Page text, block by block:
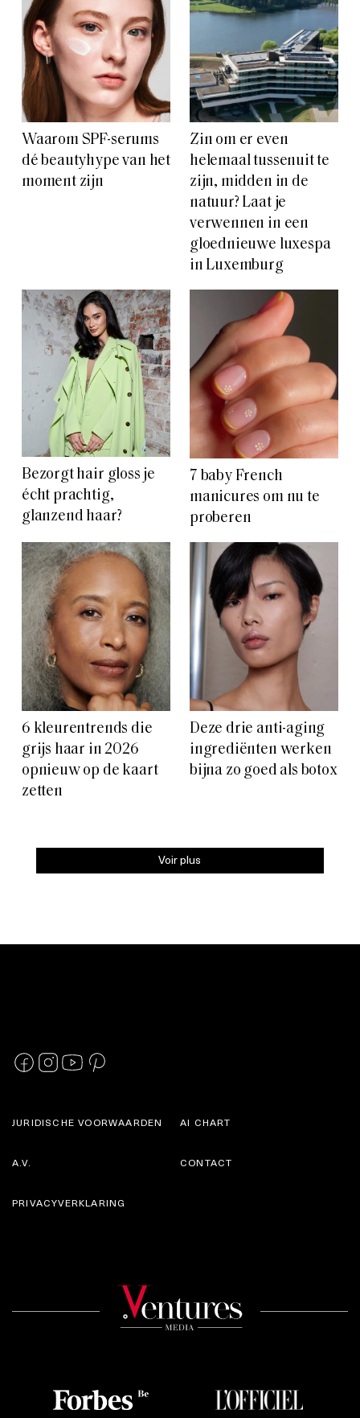
Waarom SPF-serums
dé beautyhype van het
moment zijn
Zin om er even
helemaal tussenuit te
zijn, midden in de
natuur? Laat je
verwennen in een
gloednieuwe luxespa
in Luxemburg
Bezorgt hair gloss je
écht prachtig,
glanzend haar?
7 baby French
manicures om nu te
proberen
6 kleurentrends die
grijs haar in 2026
opnieuw op de kaart
zetten
Deze drie anti-aging
ingrediënten werken
bijna zo goed als botox
Voir plus
JURIDISCHE VOORWAARDEN
A.V.
AI CHART
CONTACT
PRIVACYVERKLARING